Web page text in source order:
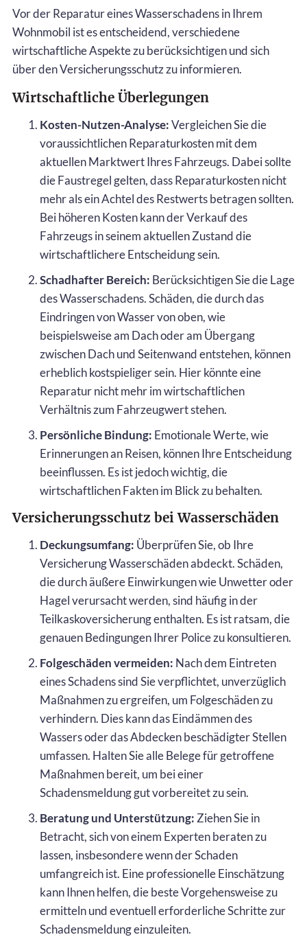
Vor der Reparatur eines Wasserschadens in Ihrem
Wohnmobil ist es entscheidend, verschiedene
wirtschaftliche Aspekte zu berücksichtigen und sich
über den Versicherungsschutz zu informieren.
Wirtschaftliche Überlegungen
Kosten-Nutzen-Analyse:Vergleichen Sie die
voraussichtlichen Reparaturkosten mit dem
aktuellen Marktwert Ihres Fahrzeugs. Dabei sollte
die Faustregel gelten, dass Reparaturkosten nicht
mehr als ein Achtel des Restwerts betragen sollten.
Bei höheren Kosten kann der Verkauf des
Fahrzeugs in seinem aktuellen Zustand die
wirtschaftlichere Entscheidung sein.
Schadhafter Bereich: Berücksichtigen Sie die Lage
des Wasserschadens. Schäden, die durch das
Eindringen von Wasser von oben, wie
beispielsweise am Dach oder am Übergang
zwischen Dach und Seitenwand entstehen, können
erheblich kostspieliger sein. Hier könnte eine
Reparatur nicht mehr im wirtschaftlichen
Verhältnis zum Fahrzeugwert stehen.
Persönliche Bindung: Emotionale Werte, wie
Erinnerungen an Reisen, können Ihre Entscheidung
beeinflussen. Es ist jedoch wichtig, die
wirtschaftlichen Fakten im Blick zu behalten.
Versicherungsschutz bei Wasserschäden
Deckungsumfang: Überprüfen Sie, ob Ihre
Versicherung Wasserschäden abdeckt. Schäden,
die durch äußere Einwirkungen wie Unwetter oder
Hagel verursacht werden, sind häufig in der
Teilkaskoversicherung enthalten. Es ist ratsam, die
genauen Bedingungen Ihrer Police zu konsultieren.
Folgeschäden vermeiden: Nach dem Eintreten
eines Schadens sind Sie verpflichtet, unverzüglich
Maßnahmen zu ergreifen, um Folgeschäden zu
verhindern. Dies kann das Eindämmen des
Wassers oder das Abdecken beschädigter Stellen
umfassen. Halten Sie alle Belege für getroffene
Maßnahmen bereit, um bei einer
Schadensmeldung gut vorbereitet zu sein.
Beratung und Unterstützung: Ziehen Sie in
Betracht, sich von einem Experten beraten zu
lassen, insbesondere wenn der Schaden
umfangreich ist. Eine professionelle Einschätzung
kann Ihnen helfen, die beste Vorgehensweise zu
ermitteln und eventuell erforderliche Schritte zur
Schadensmeldung einzuleiten.